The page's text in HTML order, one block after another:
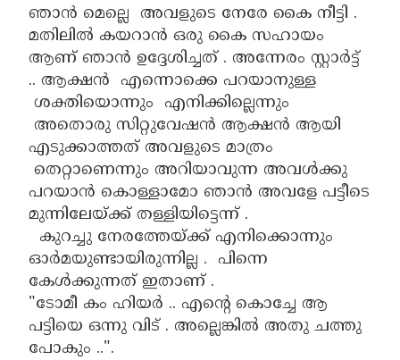
ഞാൻ മെല്ലെ അവളുടെ നേരേ കൈ നീട്ടി .
മതിലിൽ കയറാൻ ഒരു കൈ സഹായം
ആണ് ഞാൻ ഉദ്ദേശിച്ചത് . അന്നേരം സ്റ്റാർട്ട്
.. ആക്ഷൻ എന്നൊക്കെ പറയാനുള്ള
ശക്തിയൊന്നും എനിക്കില്ലെന്നും
അതൊരു സിറ്റുവേഷൻ ആക്ഷൻ ആയി
എടുക്കാത്തത് അവളുടെ മാത്രം
തെറ്റാണെന്നും അറിയാവുന്ന അവൾക്കു
പറയാൻ കൊള്ളാമോ ഞാൻ അവളേ പട്ടീടെ
മുന്നിലേയ്ക്ക് തള്ളിയിട്ടെന്ന് .
കുറച്ചു നേരത്തേയ്ക്ക് എനിക്കൊന്നും
ഓർമയുണ്ടായിരുന്നില്ല . പിന്നെ
കേൾക്കുന്നത് ഇതാണ് .
"ടോമീ കം ഹിയർ .. എന്റെ കൊച്ചേ ആ
പട്ടിയെ ഒന്നു വിട് . അല്ലെങ്കിൽ അതു ചത്തു
പോകും ..".